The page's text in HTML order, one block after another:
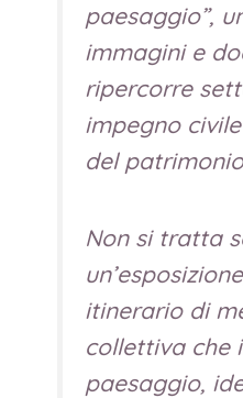
paesaggio”,
immagini e
ripercorre
impegno
del
Non si tratta
itinerario di
collettiva che
paesaggio,